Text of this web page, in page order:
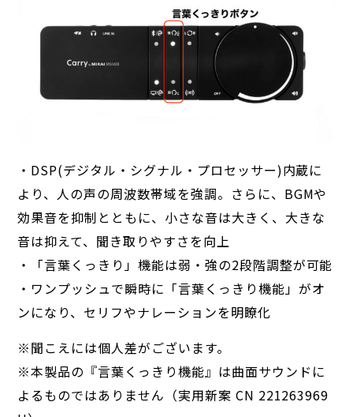
・DSP(デジタル・シグナル・プロセッサー)内蔵に
より、人の声の周波数帯域を強調。さらに、BGMや
効果音を抑制とともに、小さな音は大きく、大きな
音は抑えて、聞き取りやすさを向上
・「言葉くっきり」機能は弱・強の2段階調整が可能
・ワンプッシュで瞬時に「言葉くっきり機能」がオ
ンになり、セリフやナレーションを明瞭化
※聞こえには個人差がございます。
※本製品の『言葉くっきり機能』は曲面サウンドに
よるものではありません（実用新案 CN 221263969